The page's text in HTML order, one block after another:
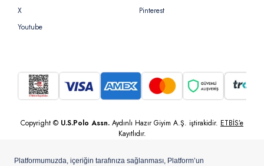
X
Pinterest
Youtube
Copyright © U.S.Polo Assn. Aydınlı Hazır Giyim A.Ş. iştirakidir. ETBİS’e
Kayıtlıdır.